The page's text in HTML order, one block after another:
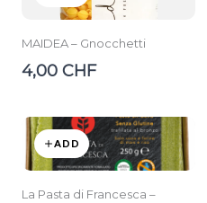
MAIDEA – Gnocchetti
4,00 CHF
ADD
La Pasta di Francesca –